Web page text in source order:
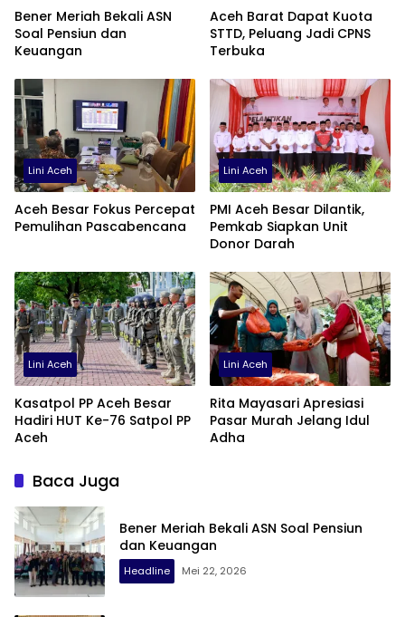
Bener Meriah Bekali ASN
Soal Pensiun dan
Keuangan
Aceh Barat Dapat Kuota
STTD, Peluang Jadi CPNS
Terbuka
Lini Aceh
Aceh Besar Fokus Percepat
Pemulihan Pascabencana
Lini Aceh
PMI Aceh Besar Dilantik,
Pemkab Siapkan Unit
Donor Darah
Lini Aceh
Kasatpol PP Aceh Besar
Hadiri HUT Ke-76 Satpol PP
Aceh
Lini Aceh
Rita Mayasari Apresiasi
Pasar Murah Jelang Idul
Adha
Baca Juga
Bener Meriah Bekali ASN Soal Pensiun
dan Keuangan
Headline Mei 22, 2026